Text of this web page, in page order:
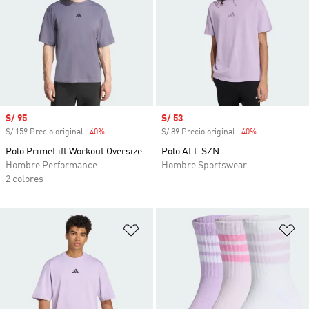
Precio de venta
S/ 95
S/ 159 Precio original -40%
Polo PrimeLift Workout Oversize
Hombre Performance
2 colores
Precio de venta
S/ 53
S/ 89 Precio original -40%
Polo ALL SZN
Hombre Sportswear
Añadir a la lista de deseos